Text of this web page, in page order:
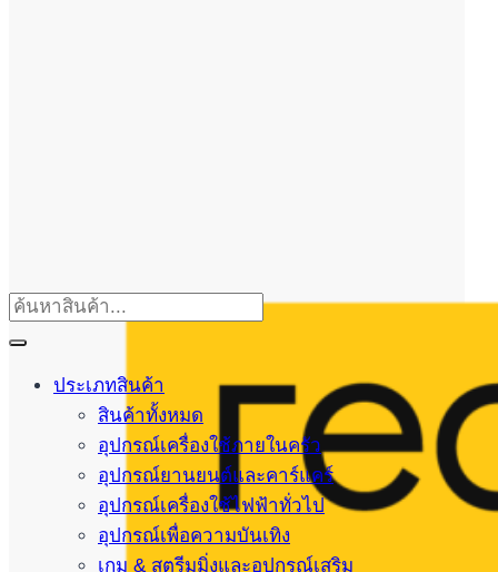
ประเภทสินค้า
สินค้าทั้งหมด
อุปกรณ์เครื่องใช้ภายในครัว
อุปกรณ์ยานยนต์และคาร์แคร์
อุปกรณ์เครื่องใช้ไฟฟ้าทั่วไป
อุปกรณ์เพื่อความบันเทิง
เกม & สตรีมมิ่งและอุปกรณ์เสริม